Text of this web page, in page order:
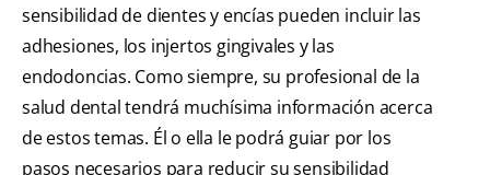
sensibilidad de dientes y encías pueden incluir las
adhesiones, los injertos gingivales y las
endodoncias. Como siempre, su profesional de la
salud dental tendrá muchísima información acerca
de estos temas. Él o ella le podrá guiar por los
pasos necesarios para reducir su sensibilidad